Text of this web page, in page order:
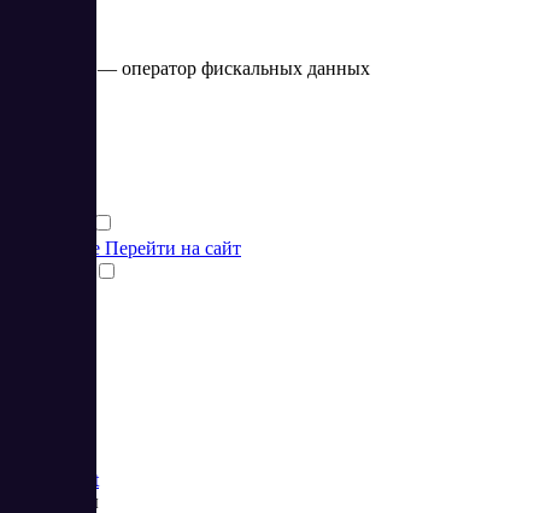
Saby OFD — оператор фискальных данных
Подробнее Перейти на сайт
Market
Реквизиты